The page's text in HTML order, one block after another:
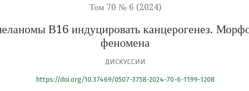
Том 70 № 6 (2024)
В16 индуцировать канцерогенез.
феномена
ДИСКУССИИ
https://doi.org/10.37469/0507-3758-2024-70-6-1199-1208